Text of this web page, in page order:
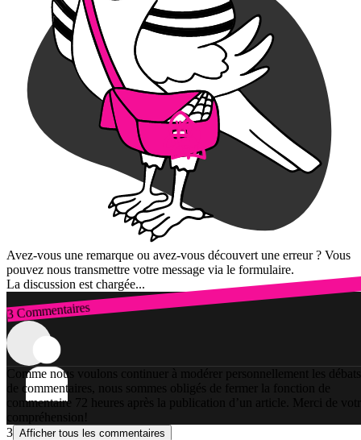
Avez-vous une remarque ou avez-vous découvert une erreur ? Vous
pouvez nous transmettre votre message via le formulaire.
La discussion est chargée...
3 Commentaires
Connexion
Comme nous voulons continuer à modérer personnellement les débats
de commentaires, nous sommes obligés de fermer la fonction de
commentaire 72 heures après la publication d’un article. Merci de
compréhension!
3 Afficher tous les commentaires